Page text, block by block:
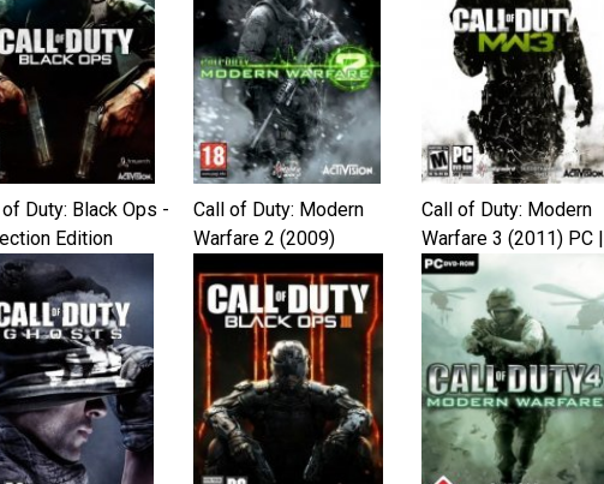
Duty: Black Ops -
Edition
Call of Duty: Modern
Warfare 2 (2009)
Call of Duty: Modern
Warfare 3 (2011) PC |
RePack от xatab